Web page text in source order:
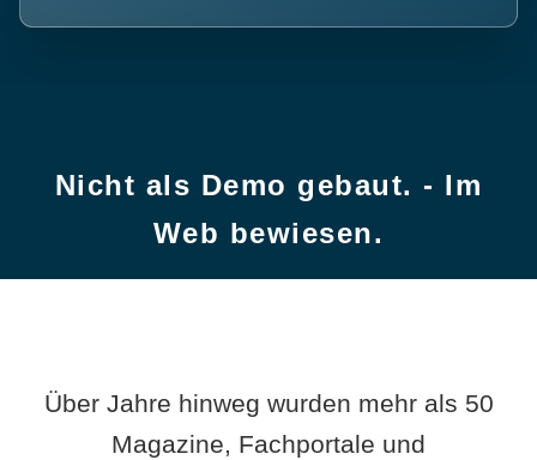
Nicht als Demo gebaut. - Im
Web bewiesen.
Über Jahre hinweg wurden mehr als 50
Magazine, Fachportale und